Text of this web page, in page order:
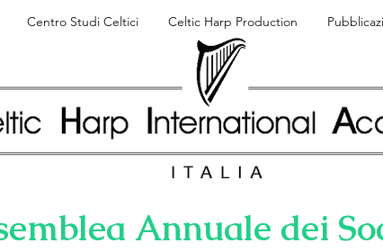
Centro Studi Celtici Celtic Harp Production
Annuale dei